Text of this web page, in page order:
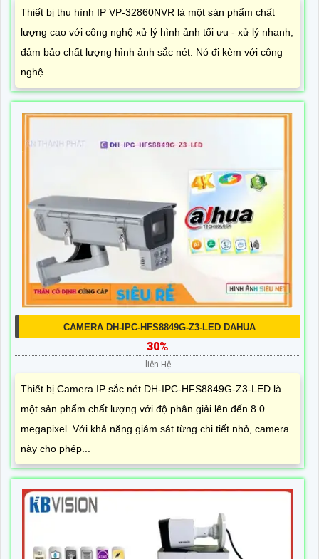
Thiết bị thu hình IP VP-32860NVR là một sản phẩm chất
lượng cao với công nghệ xử lý hình ảnh tối ưu - xử lý nhanh,
đảm bảo chất lượng hình ảnh sắc nét. Nó đi kèm với công
nghệ...
CAMERA DH-IPC-HFS8849G-Z3-LED DAHUA
30%
liên Hệ
Thiết bị Camera IP sắc nét DH-IPC-HFS8849G-Z3-LED là
một sản phẩm chất lượng với độ phân giải lên đến 8.0
megapixel. Với khả năng giám sát từng chi tiết nhỏ, camera
này cho phép...